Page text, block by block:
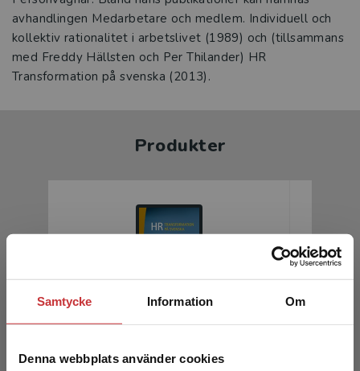
Samtycke Information Om
Denna webbplats använder cookies
avhandlingen Medarbetare och medlem. Individuell och
kollektiv rationalitet i arbetslivet (1989) och (tillsammans
med Freddy Hällsten och Per Thilander) HR
Transformation på svenska (2013).
Produkter